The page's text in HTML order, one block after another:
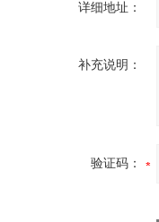
详细地址：
补充说明：
验证码：